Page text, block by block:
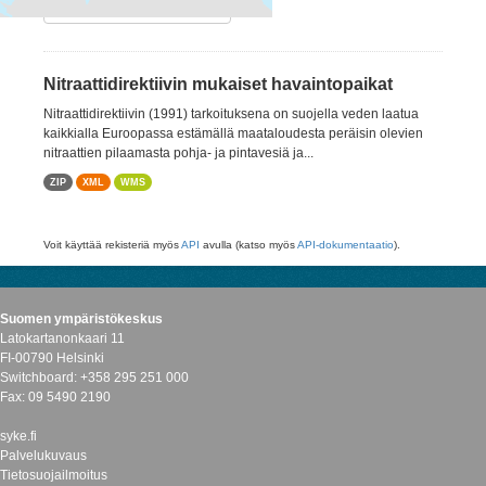
Suodattimen tulokset
Nitraattidirektiivin mukaiset havaintopaikat
Nitraattidirektiivin (1991) tarkoituksena on suojella veden laatua
kaikkialla Euroopassa estämällä maataloudesta peräisin olevien
nitraattien pilaamasta pohja- ja pintavesiä ja...
ZIP XML WMS
Voit käyttää rekisteriä myösAPI avulla (katso myösAPI-dokumentaatio).
Suomen ympäristökeskus
Latokartanonkaari 11
FI-00790 Helsinki
Switchboard: +358 295 251 000
Fax: 09 5490 2190
syke.fi
Palvelukuvaus
Tietosuojailmoitus